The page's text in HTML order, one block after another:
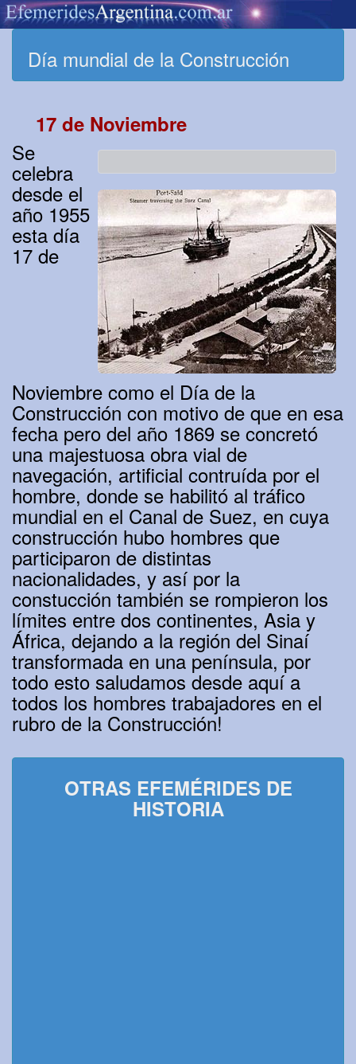
Día mundial de la Construcción
17 de Noviembre
Se
celebra
desde el
año 1955
esta día
17 de
Noviembre como el Día de la
Construcción con motivo de que en esa
fecha pero del año 1869 se concretó
una majestuosa obra vial de
navegación, artificial contruída por el
hombre, donde se habilitó al tráfico
mundial en el Canal de Suez, en cuya
construcción hubo hombres que
participaron de distintas
nacionalidades, y así por la
constucción también se rompieron los
límites entre dos continentes, Asia y
África, dejando a la región del Sinaí
transformada en una península, por
todo esto saludamos desde aquí a
todos los hombres trabajadores en el
rubro de la Construcción!
OTRAS EFEMÉRIDES DE
HISTORIA